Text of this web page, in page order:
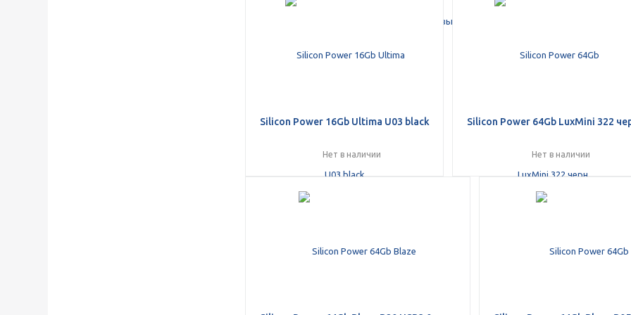
Silicon Power 16Gb Ultima U03 black
Нет в наличии
Silicon Power 64Gb LuxMini 322
Нет в наличии